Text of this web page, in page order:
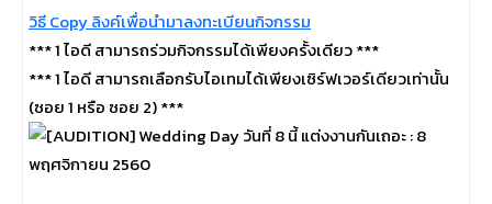
วิธี Copy ลิงค์เพื่อนำมาลงทะเบียนกิจกรรม
*** 1 ไอดี สามารถร่วมกิจกรรมได้เพียงครั้งเดียว ***
*** 1 ไอดี สามารถเลือกรับไอเทมได้เพียงเซิร์ฟเวอร์เดียวเท่านั้น
(ซอย 1 หรือ ซอย 2) ***